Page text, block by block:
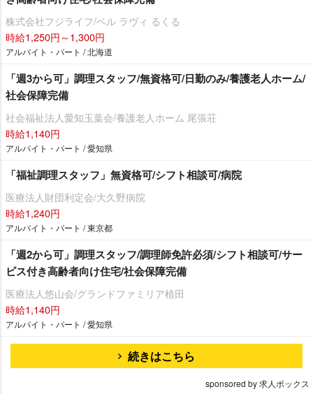
株式会社フジライフ/ベル ラヴィ るくる
時給1,250円～1,300円
アルバイト・パート / 北海道
「週3から可」調理スタッフ/無資格可/日勤のみ/養護老人ホーム/
社会保障完備
社会福祉法人愛知玉葉会/養護老人ホーム 尾張荘
時給1,140円
アルバイト・パート / 愛知県
「福祉調理スタッフ」無資格可/シフト相談可/病院
医療法人財団利定会/大久野病院
時給1,240円
アルバイト・パート / 東京都
「週2から可」調理スタッフ/調理師免許必須/シフト相談可/サー
ビス付き高齢者向け住宅/社会保障完備
医療法人悠山会/グランドファミリア植田
時給1,140円
アルバイト・パート / 愛知県
続きはこちら
sponsored by 求人ボックス